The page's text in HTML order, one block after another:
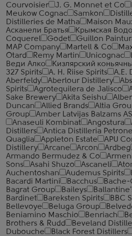
Courvoisier
J. G. Monnet et Co
Meukow Cognac
Samkon
Distilleries de Matha
Maison
Асканели Братья
Крымская
Coquerel
Godet Guillon
MAP Company
Martell & Co
Otard
Remy Martin Unicognac
Веди Алко
Кизлярский
327 Spirits
A. H. Riise Spirits
A.E.
Aberfeldy
Aberlour Distillery
Spirits
Agrotequilera de Jalisco
Sake Brewery
Akita Seishu
Duncan
Allied Brands Altia
Group
Amber Latvijas Balzams AS
Anaseuli Kombinat
Angostura
Distillers
Antica Distilleria Petrone
Quaglia
Appleton Estate APU
Distillery
Arcane Arcon Ardbeg
Armando Bermudez & Co
Sons
Asahi Shuzo Ascaneli
Auchentoshan
Audemus Spirits
Bacardi Martini
Bacchus
Bagrat Group
Baileys
Bardinet
Bareksten Spirits BBC
Bellevoye
Beluga Group
Beniamino Maschio
Benriach
Brothers & Rudd
Beveland
Dubouche
Black Forest Distillers